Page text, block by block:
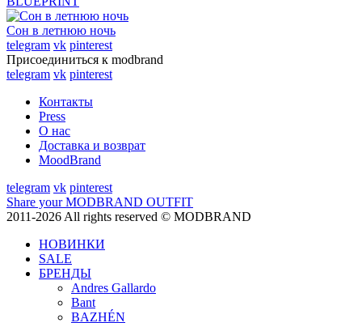
Сон в летнюю ночь
telegram vk pinterest
Присоединиться к modbrand
telegram vk pinterest
Контакты
Press
О нас
Доставка и возврат
MoodBrand
telegram vk pinterest
Share your MODBRAND OUTFIT
2011-2026 All rights reserved © MODBRAND
НОВИНКИ
SALE
БРЕНДЫ
Andres Gallardo
Bant
BAZHÉN